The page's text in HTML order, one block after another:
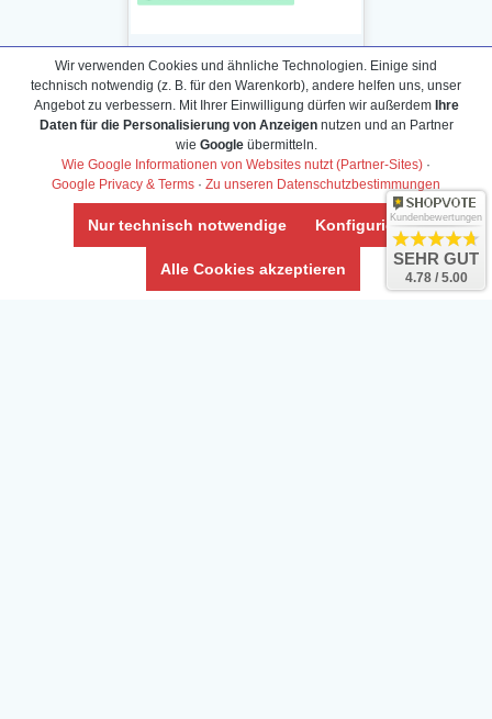
Daten­schutz­erklärung
Widerrufs­recht /Widerrufs­formular
AGB & Info
Impressum
Umwelt und Entsorgung
Vertrag widerrufen
Wir verwenden Cookies und ähnliche Technologien. Einige sind
technisch notwendig (z. B. für den Warenkorb), andere helfen uns, unser
Angebot zu verbessern. Mit Ihrer Einwilligung dürfen wir außerdem Ihre
Daten für die Personalisierung von Anzeigennutzen und an Partner
wie Googleübermitteln.
Wie Google Informationen von Websites nutzt (Partner-Sites) ·
Google Privacy & Terms · Zu unseren Datenschutzbestimmungen
Nur technisch notwendige Konfigurieren
Alle Cookies akzeptieren
Kundenbewertungen
SEHR GUT
4.78 / 5.00